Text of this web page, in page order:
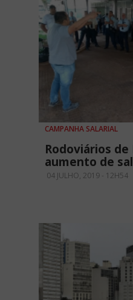
CAMPANHA SALARIAL
Rodoviários
aumento de
04 JULHO, 2019 - 12H54